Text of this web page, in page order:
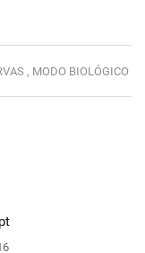
, MODO BIOLÓGICO